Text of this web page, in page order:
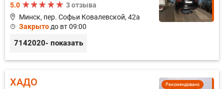
5.0
3 отзыва
Минск, пер. Софьи Ковалевской, 42а
Закрыто до вт 09:00
7142020- показать
Рекомендовано
ХАДО